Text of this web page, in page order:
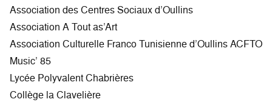
Association des Centres Sociaux d’Oullins
Association A Tout as’Art
Association Culturelle Franco Tunisienne d’Oullins ACFTO
Music’ 85
Lycée Polyvalent Chabrières
Collège la Clavelière